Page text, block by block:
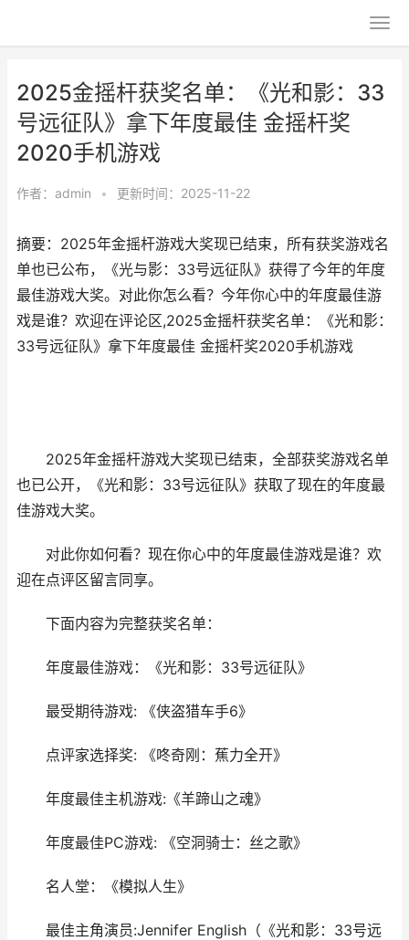
2025金摇杆获奖名单：《光和影：33
号远征队》拿下年度最佳 金摇杆奖
2020手机游戏
作者： admin • 更新时间：2025-11-22
摘要：2025年金摇杆游戏大奖现已结束，所有获奖游戏名
单也已公布，《光与影：33号远征队》获得了今年的年度
最佳游戏大奖。对此你怎么看？今年你心中的年度最佳游
戏是谁？欢迎在评论区,2025金摇杆获奖名单：《光和影：
33号远征队》拿下年度最佳 金摇杆奖2020手机游戏
2025年金摇杆游戏大奖现已结束，全部获奖游戏名单
也已公开，《光和影：33号远征队》获取了现在的年度最
佳游戏大奖。
对此你如何看？现在你心中的年度最佳游戏是谁？欢
迎在点评区留言同享。
下面内容为完整获奖名单：
年度最佳游戏：《光和影：33号远征队》
最受期待游戏: 《侠盗猎车手6》
点评家选择奖: 《咚奇刚：蕉力全开》
年度最佳主机游戏:《羊蹄山之魂》
年度最佳PC游戏: 《空洞骑士：丝之歌》
名人堂：《模拟人生》
最佳主角演员:Jennifer English（《光和影：33号远